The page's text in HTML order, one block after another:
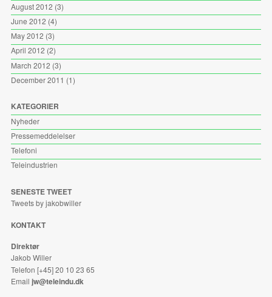
August 2012 (3)
June 2012 (4)
May 2012 (3)
April 2012 (2)
March 2012 (3)
December 2011 (1)
KATEGORIER
Nyheder
Pressemeddelelser
Telefoni
Teleindustrien
SENESTE TWEET
Tweets by jakobwiller
KONTAKT
Direktør
Jakob Willer
Telefon [+45] 20 10 23 65
Email jw@teleindu.dk